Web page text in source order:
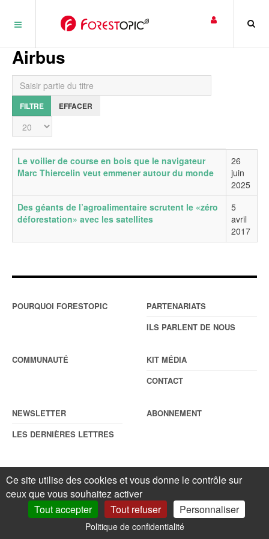
Airbus
Saisir partie du titre
FILTRE EFFACER
Affichage #
Titre Date de publication
Le voilier de course en bois que le navigateur
Marc Thiercelin veut emmener autour du monde
26
juin
2025
Des géants de l’agroalimentaire scrutent le «zéro
déforestation» avec les satellites
5
avril
2017
POURQUOI FORESTOPIC
PARTENARIATS
ILS PARLENT DE NOUS
COMMUNAUTÉ
KIT MÉDIA
CONTACT
NEWSLETTER
LES DERNIÈRES LETTRES
ABONNEMENT
© ForestopicMentions légales. Reproduction interdite sans autorisation
écrite préalable.Gestionnaire de cookies
Ce site utilise des cookies et vous donne le contrôle sur
ceux que vous souhaitez activer
Tout accepter
Tout refuser Personnaliser
Politique de confidentialité